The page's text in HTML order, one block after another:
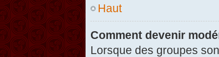
Haut
Comment devenir
Lorsque des groupes